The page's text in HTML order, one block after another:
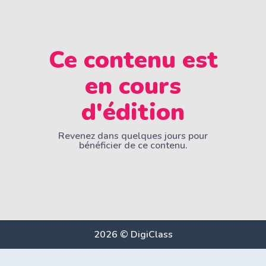
Ce contenu est
en cours
d'édition
Revenez dans quelques jours pour
bénéficier de ce contenu.
2026 © DigiClass